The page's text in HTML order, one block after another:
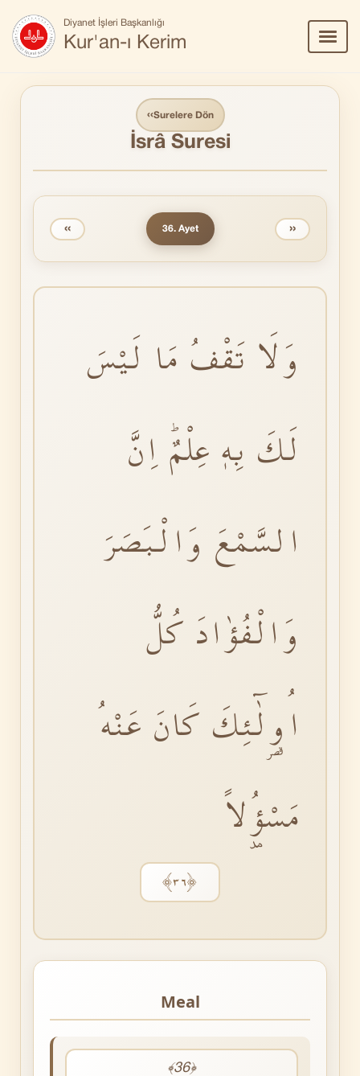
Diyanet İşleri Başkanlığı
Kur'an-ı Kerim
Aç/
‹‹Surelere Dön
İsrâ Suresi
‹‹ 36. Ayet ››
وَلَا تَقْفُ مَا لَيْسَ
لَكَ بِهٖ عِلْمٌؕ اِنَّ
السَّمْعَ وَالْبَصَرَ
وَالْفُؤٰادَ كُلُّ
اُو۬لٰٓئِكَ كَانَ عَنْهُ
مَسْؤُ۫لاً
﴿٣٦﴾
Meal
﴾36﴿